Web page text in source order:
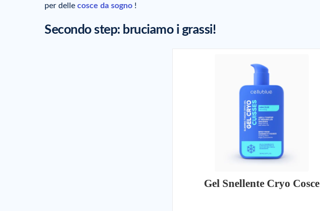
per delle cosce da sogno !
Secondo step: bruciamo i grassi!
Gel Snellente Cryo Cosce